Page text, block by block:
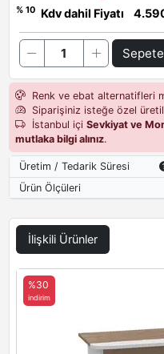
% 10
Kdv dahil Fiyatı
Renk ve ebat alternatifleri
Siparişiniz isteğe özel
İstanbul içi Sevkiyat ve
mutlaka bilgi alınız.
Üretim / Tedarik Süresi
Ürün Ölçüleri
İlişkili Ürünler
%30
indirim